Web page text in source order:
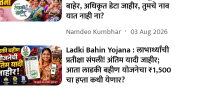
बाहेर, अधिकृत डेटा जाहीर, तुमचे नाव
यात नाही ना?
Namdeo Kumbhar 03 Aug 2026
Ladki Bahin Yojana : लाभार्थ्यांची
प्रतीक्षा संपली! अंतिम यादी जाहीर;
आता लाडकी बहीण योजनेचा ₹1,500
चा हप्ता कधी येणार?